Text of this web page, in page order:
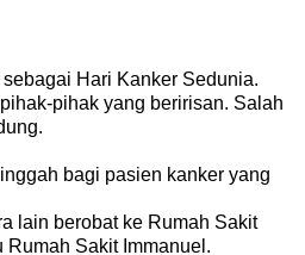
Hari Kanker Sedunia.
pihak yang beririsan. Salah
bagi pasien kanker yang
lain berobat ke Rumah Sakit
Rumah Sakit Immanuel.